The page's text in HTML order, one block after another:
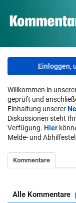
Einloggen,
Willkommen in
geprüft und
Einhaltung unserer
Diskussionen steht
Verfügung. Hier
Melde- und